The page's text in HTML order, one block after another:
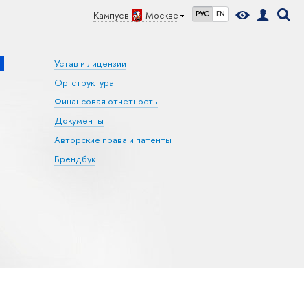
Кампус в Москве РУС EN
Устав и лицензии
Оргструктура
Финансовая отчетность
Документы
Авторские права и патенты
Брендбук